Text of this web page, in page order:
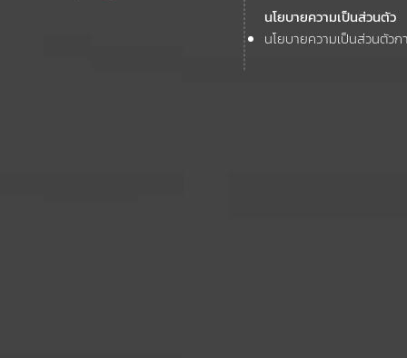
นโยบายความเป็นส่วนตัว
นโยบายความเป็นส่วนตัว